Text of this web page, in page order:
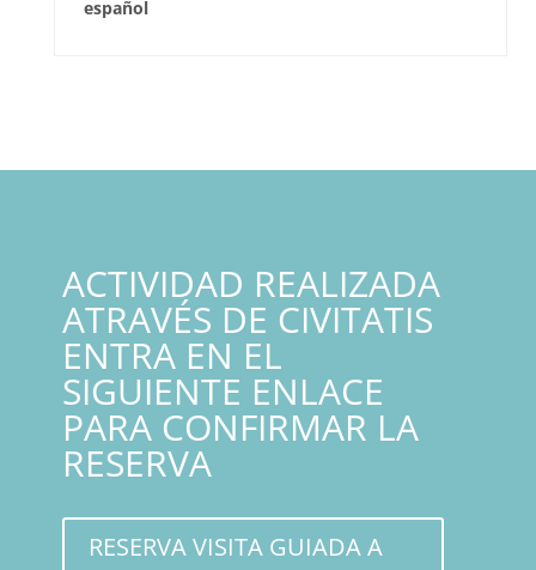
español
ACTIVIDAD REALIZADA
ATRAVÉS DE CIVITATIS
ENTRA EN EL
SIGUIENTE ENLACE
PARA CONFIRMAR LA
RESERVA
RESERVA VISITA GUIADA A